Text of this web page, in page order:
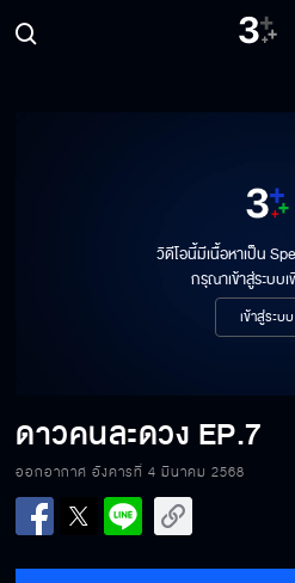
วิดีโอนี้มีเนื้อหาเป็น
กรุณาเข้าสู่ระบบ
เข้าสู่ระบบ
ดาวคนละดวง EP.7
ออกอากาศ อังคารที่ 4 มีนาคม 2568